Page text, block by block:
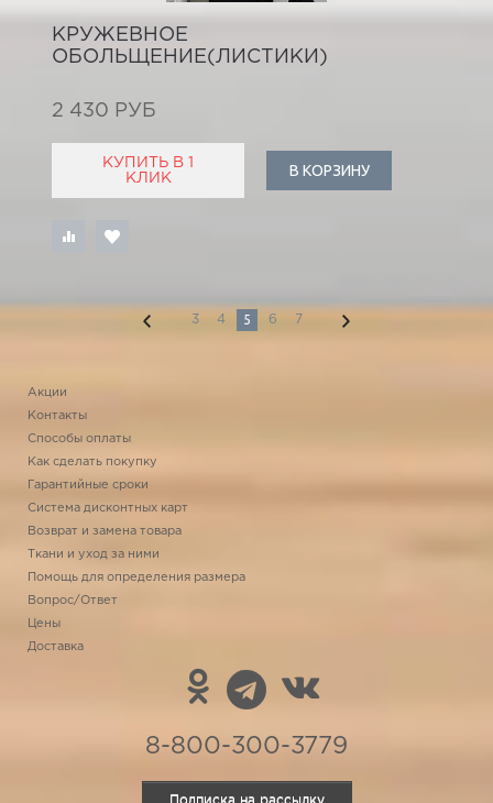
КРУЖЕВНОЕ
ОБОЛЬЩЕНИЕ(ЛИСТИКИ)
2 430 РУБ
КУПИТЬ В 1
КЛИК
В КОРЗИНУ
3 4 5 6 7
Акции
Контакты
Способы оплаты
Как сделать покупку
Гарантийные сроки
Система дисконтных карт
Возврат и замена товара
Ткани и уход за ними
Помощь для определения размера
Вопрос/Ответ
Цены
Доставка
8-800-300-3779
Подписка на рассылку